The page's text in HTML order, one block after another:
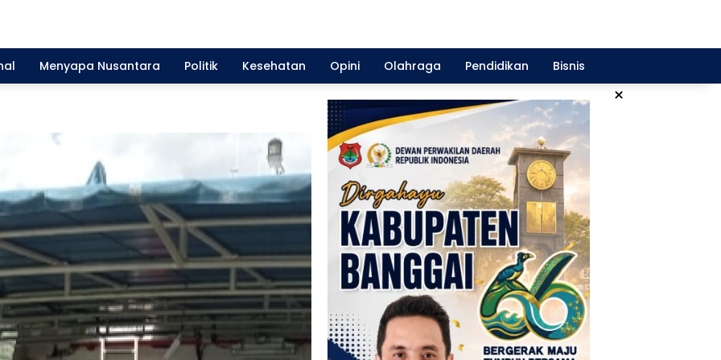
Menyapa Nusantara Politik Kesehatan Opini Olahraga Pendidikan Bisnis
×